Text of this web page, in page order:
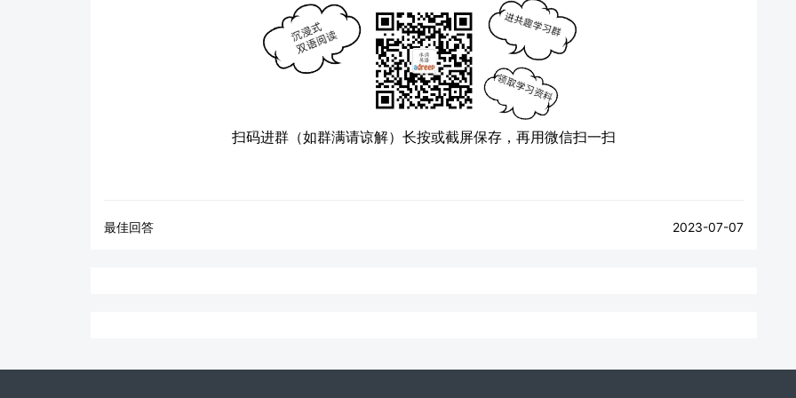
扫码进群（如群满请谅解） 长按或截屏保存，再用微信扫一扫
最佳回答 2023-07-07